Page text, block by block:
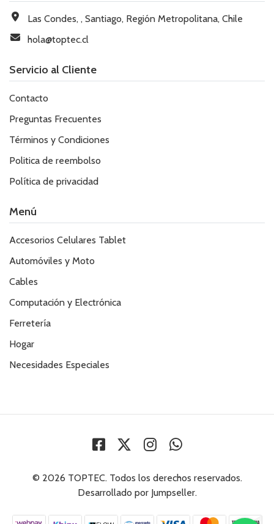
Las Condes, , Santiago, Región Metropolitana, Chile
hola@toptec.cl
Servicio al Cliente
Contacto
Preguntas Frecuentes
Términos y Condiciones
Politica de reembolso
Política de privacidad
Menú
Accesorios Celulares Tablet
Automóviles y Moto
Cables
Computación y Electrónica
Ferretería
Hogar
Necesidades Especiales
© 2026 TOPTEC. Todos los derechos reservados.
Desarrollado por Jumpseller.